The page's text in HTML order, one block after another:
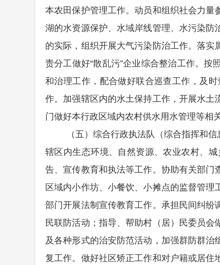
本农田保护管理工作。动员和组织社会力
湖的水资源保护、水域岸线管理、水污染
的实际，组织开展大气污染防治工作。落
责分工做好“散乱污”企业综合整治工作。
和治理工作，配合做好联合巡查工作，及
作。加强辖区内的水土保持工作，开展水
门做好本行政区域内农村供水用水管理等相
（五）综合行政执法队
（综合指挥和
辖区内生态环境、自然资源、农业农村、
告、宣传教育和执法等工作。协助有关部
区域内小作坊、小餐饮、小摊点的监督管
部门开展法制宣传教育工作。承担民间纠
民联防活动；指导、帮助村（居）民委员
及各种形式的治安防范活动，加强群防群
复工作。做好社区矫正工作和对户籍或居住